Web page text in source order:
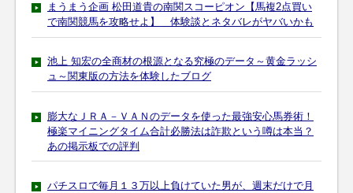
まうまう企画 松田道貴の南関スコーピオン【馬複2点買い
で南関競馬を攻略せよ】 体験談とネタバレがヤバいかも
池上 知宏の全商材の根源となる究極のデータ～黄金ラッシ
ュ～関東版の方法を体験したブログ
膨大なＪＲＡ－ＶＡＮのデータを使った最強安心馬券術！
極楽マイニングタイム合計必勝法は詐欺という噂は本当？
あの掲示板での評判
パチスロで毎月１３万以上負けていた男が、週末だけで月